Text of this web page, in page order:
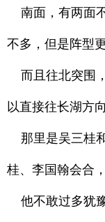
南面，有两面
不多，但是阵型
而且往北突围
以直接往长湖方向
那里是吴三桂
桂、李国翰会合
他不敢过多犹